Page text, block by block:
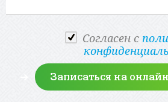
Cогласен с